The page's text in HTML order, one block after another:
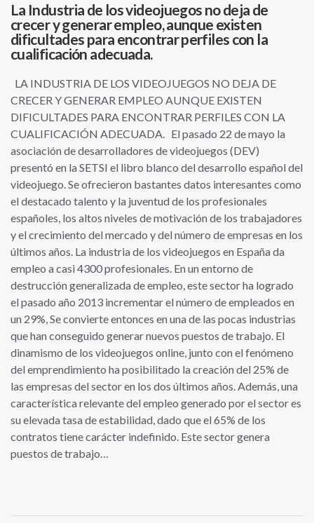
La Industria de los videojuegos no deja de
crecer y generar empleo, aunque existen
dificultades para encontrar perfiles con la
cualificación adecuada.
LA INDUSTRIA DE LOS VIDEOJUEGOS NO DEJA DE
CRECER Y GENERAR EMPLEO AUNQUE EXISTEN
DIFICULTADES PARA ENCONTRAR PERFILES CON LA
CUALIFICACIÓN ADECUADA. El pasado 22 de mayo la
asociación de desarrolladores de videojuegos (DEV)
presentó en la SETSI el libro blanco del desarrollo español del
videojuego. Se ofrecieron bastantes datos interesantes como
el destacado talento y la juventud de los profesionales
españoles, los altos niveles de motivación de los trabajadores
y el crecimiento del mercado y del número de empresas en los
últimos años. La industria de los videojuegos en España da
empleo a casi 4300 profesionales. En un entorno de
destrucción generalizada de empleo, este sector ha logrado
el pasado año 2013 incrementar el número de empleados en
un 29%, Se convierte entonces en una de las pocas industrias
que han conseguido generar nuevos puestos de trabajo. El
dinamismo de los videojuegos online, junto con el fenómeno
del emprendimiento ha posibilitado la creación del 25% de
las empresas del sector en los dos últimos años. Además, una
característica relevante del empleo generado por el sector es
su elevada tasa de estabilidad, dado que el 65% de los
contratos tiene carácter indefinido. Este sector genera
puestos de trabajo…